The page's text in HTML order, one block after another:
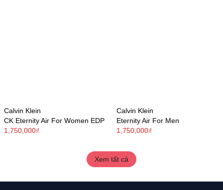
Calvin Klein
CK Eternity Air For Women EDP
1,750,000₫
Calvin Klein
Eternity Air For Men
1,750,000₫
Xem tất cả